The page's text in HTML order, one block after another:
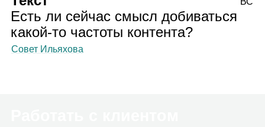
Есть ли сейчас смысл добиваться
какой‑то частоты контента?
Совет Ильяхова